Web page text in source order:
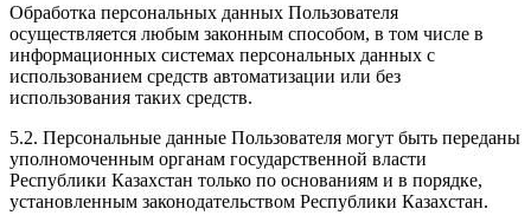
Обработка персональных данных Пользователя
осуществляется любым законным способом, в том числе в
информационных системах персональных данных с
использованием средств автоматизации или без
использования таких средств.
5.2. Персональные данные Пользователя могут быть переданы
уполномоченным органам государственной власти
Республики Казахстан только по основаниям и в порядке,
установленным законодательством Республики Казахстан.